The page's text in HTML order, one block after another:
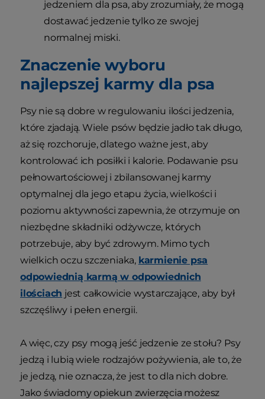
jedzeniem dla psa, aby zrozumiały, że mogą
dostawać jedzenie tylko ze swojej
normalnej miski.
Znaczenie wyboru
najlepszej karmy dla psa
Psy nie są dobre w regulowaniu ilości jedzenia,
które zjadają. Wiele psów będzie jadło tak długo,
aż się rozchoruje, dlatego ważne jest, aby
kontrolować ich posiłki i kalorie. Podawanie psu
pełnowartościowej i zbilansowanej karmy
optymalnej dla jego etapu życia, wielkości i
poziomu aktywności zapewnia, że otrzymuje on
niezbędne składniki odżywcze, których
potrzebuje, aby być zdrowym. Mimo tych
wielkich oczu szczeniaka, karmienie psa
odpowiednią karmą w odpowiednich
ilościach jest całkowicie wystarczające, aby był
szczęśliwy i pełen energii.
A więc, czy psy mogą jeść jedzenie ze stołu? Psy
jedzą i lubią wiele rodzajów pożywienia, ale to, że
je jedzą, nie oznacza, że jest to dla nich dobre.
Jako świadomy opiekun zwierzęcia możesz